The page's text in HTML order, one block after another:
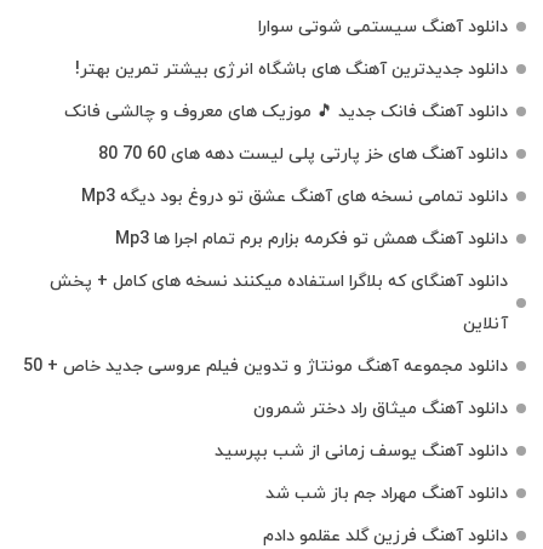
دانلود آهنگ سیستمی شوتی سوارا
دانلود جدیدترین آهنگ‌ های باشگاه انرژی بیشتر تمرین بهتر!
دانلود آهنگ فانک جدید 🎵 موزیک‌ های معروف و چالشی فانک
دانلود آهنگ های خز پارتی پلی لیست دهه های 60 70 80
دانلود تمامی نسخه های آهنگ عشق تو دروغ بود دیگه Mp3
دانلود آهنگ همش تو فکرمه بزارم برم تمام اجرا ها Mp3
دانلود آهنگای که بلاگرا استفاده میکنند نسخه های کامل + پخش
آنلاین
دانلود مجموعه آهنگ مونتاژ و تدوین فیلم عروسی جدید خاص + 50
دانلود آهنگ میثاق راد دختر شمرون
دانلود آهنگ یوسف زمانی از شب بپرسید
دانلود آهنگ مهراد جم باز شب شد
دانلود آهنگ فرزین گلد عقلمو دادم